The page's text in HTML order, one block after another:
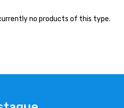
no products of this type.